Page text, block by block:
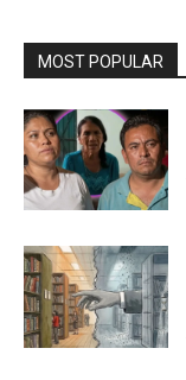
MOST POPULAR